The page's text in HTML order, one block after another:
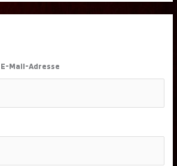
Mail-Adresse